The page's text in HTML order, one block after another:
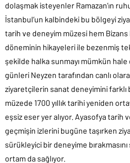
dolaşmak isteyenler Ramazan’ın
İstanbul’un kalbindeki bu bölgeyi
tarih ve deneyim müzesi hem Bizans
döneminin hikayeleri ile bezenmiş
şekilde halka sunmayı mümkün
günleri Neyzen tarafından canlı
ziyaretçilerin sanat deneyimini farklı
müzede 1700 yıllık tarihi yeniden
eşsiz eser yer alıyor. Ayasofya tarih
geçmişin izlerini bugüne taşırken
sürükleyici bir deneyime
ortam da sağlıyor.